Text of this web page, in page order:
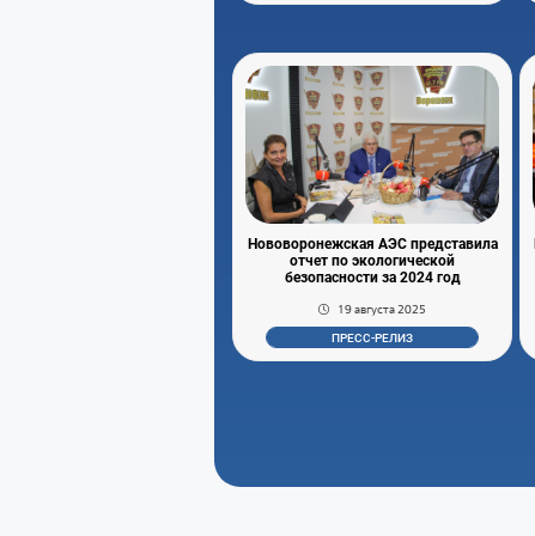
Нововоронежская АЭС представила
отчет по экологической
безопасности за 2024 год
19 августа 2025
ПРЕСС-РЕЛИЗ